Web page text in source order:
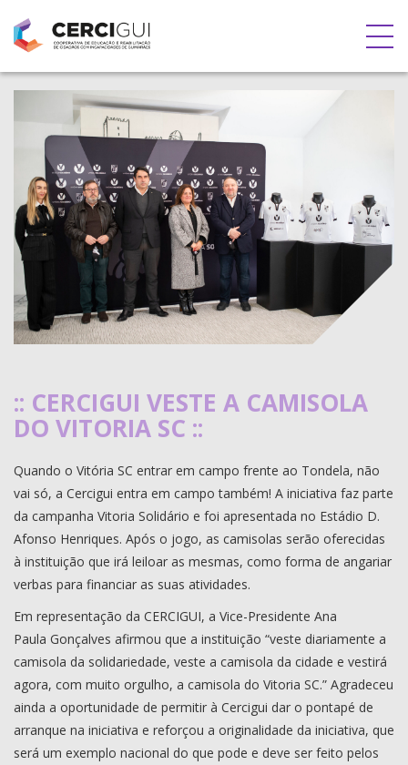
:: CERCIGUI VESTE A CAMISOLA
DO VITORIA SC ::
Quando o Vitória SC entrar em campo frente ao Tondela, não
vai só, a Cercigui entra em campo também! A iniciativa faz parte
da campanha Vitoria Solidário e foi apresentada no Estádio D.
Afonso Henriques. Após o jogo, as camisolas serão oferecidas
à instituição que irá leiloar as mesmas, como forma de angariar
verbas para financiar as suas atividades.
Em representação da CERCIGUI, a Vice-Presidente Ana
Paula Gonçalves afirmou que a instituição “veste diariamente a
camisola da solidariedade, veste a camisola da cidade e vestirá
agora, com muito orgulho, a camisola do Vitoria SC.” Agradeceu
ainda a oportunidade de permitir à Cercigui dar o pontapé de
arranque na iniciativa e reforçou a originalidade da iniciativa, que
será um exemplo nacional do que pode e deve ser feito pelos